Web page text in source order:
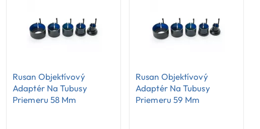
Rusan Objektívový
Adaptér Na Tubusy
Priemeru 58 Mm
Rusan Objektívový
Adaptér Na Tubusy
Priemeru 59 Mm